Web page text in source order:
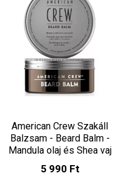
American Crew Szakáll
Balzsam - Beard Balm -
Mandula olaj és Shea vaj
60g
5 990 Ft